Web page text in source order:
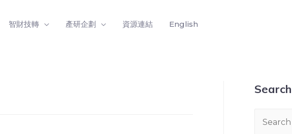
智財技轉 產研企劃 資源連結 English
Search